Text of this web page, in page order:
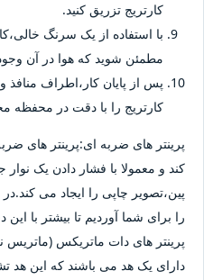
کارتریج تزریق کنید.
با استفاده از یک سرنگ
مطمئن شوید که هوا در آن
پس از پایان کار،اطراف منافذ
کارتریج را با دقت در محفظه
پرینتر های ضربه ای:پرینتر های
کند و معمولا با فشار دادن یک نوار
پین،تصویر چاپی را ایجاد می کند.در
را برای شما آوردیم تا بیشتر با این
پرینتر های دات ماتریکس (ماتریس